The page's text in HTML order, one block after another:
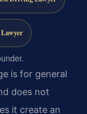
is for general
does not
it create an